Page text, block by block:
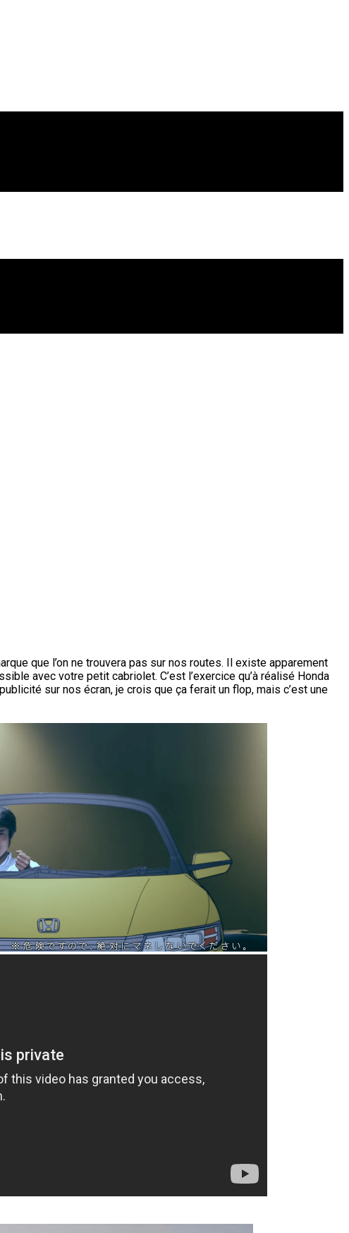
que l’on ne trouvera pas sur nos routes. Il existe apparement
avec votre petit cabriolet. C’est l’exercice qu’à réalisé Honda
sur nos écran, je crois que ça ferait un flop, mais c’est une